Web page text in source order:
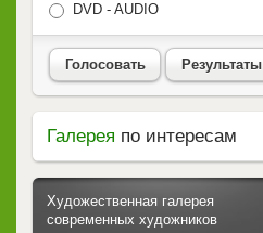
DVD - AUDIO
Голосовать Результаты
Галерея по интересам
Художественная галерея
современных художников